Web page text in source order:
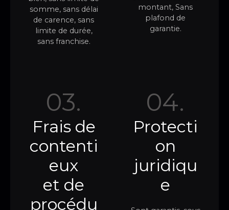
somme, sans délai
de carence, sans
limite de durée,
sans franchise.
montant, Sans
plafond de
garantie.
03.
Frais de
contenti
eux
et de
procédu
04.
Protecti
on
juridiqu
e